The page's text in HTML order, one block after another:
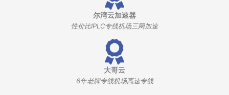
尔湾云加速器
性价比IPLC专线机场三网加速
大哥云
6年老牌专线机场高速专线